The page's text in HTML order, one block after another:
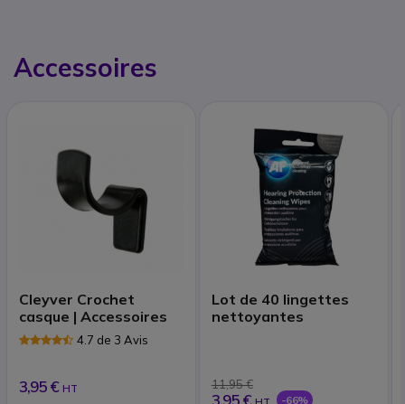
Accessoires
Cleyver Crochet
casque | Accessoires
4.7 de 3 Avis
3,95 € HT
Lot de 40 lingettes
nettoyantes
11,95 €
3,95 € -66%